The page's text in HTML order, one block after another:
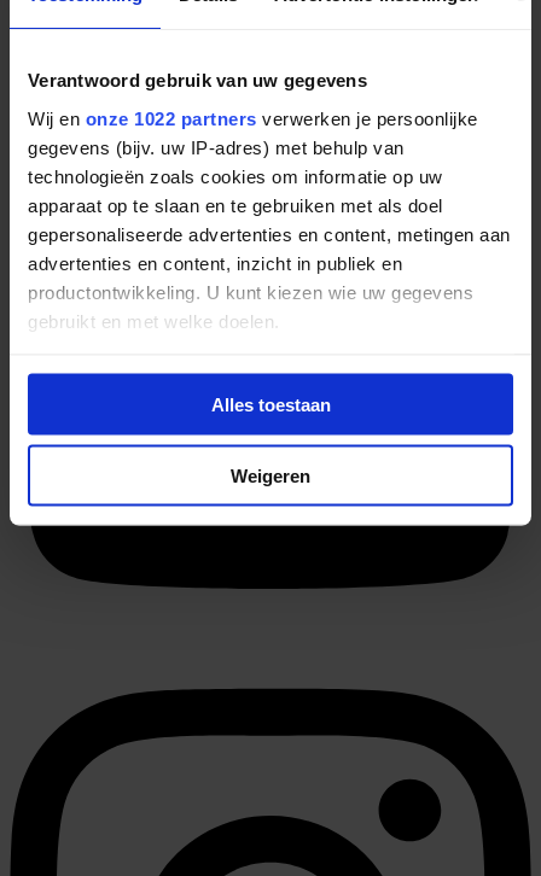
Verantwoord gebruik van uw gegevens
Wij en onze 1022 partners verwerken je persoonlijke
gegevens (bijv. uw IP-adres) met behulp van
technologieën zoals cookies om informatie op uw
apparaat op te slaan en te gebruiken met als doel
gepersonaliseerde advertenties en content, metingen aan
advertenties en content, inzicht in publiek en
productontwikkeling. U kunt kiezen wie uw gegevens
gebruikt en met welke doelen.
Als u het toestaat, willen we ook graag:
Informatie verzamelen over uw geografische
locatie, die tot een paar meter nauwkeurig kan zijn
Uw apparaat identificeren door het actief te
scannen op specifieke eigenschappen (fingerprinting)
Lees meer over hoe uw persoonlijke gegevens worden
verwerkt en stel uw voorkeuren in het
in.
U kunt uw toestemming op elk moment wijzigen of
personaliseren, om functies voor social media te bieden
en om ons websiteverkeer te analyseren. Ook delen we
informatie over uw gebruik van onze site met onze
partners voor social media, adverteren en analyse. Deze
partners kunnen deze gegevens combineren met andere
informatie die u aan ze heeft verstrekt of die ze hebben
Alles toestaan
Weigeren
Bij mijn eerste prijs zal ik een tweede column hierover schrijven.
Eens kijken hoe lang dat gaat duren.
Altijd het laatste Onetime nieuws
en volgOnetimeop de socials!